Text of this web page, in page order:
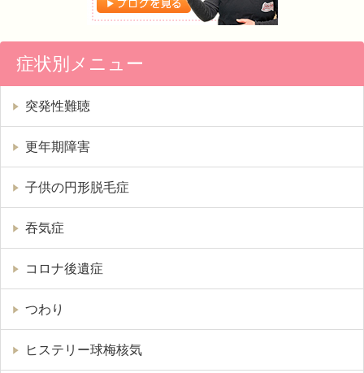
症状別メニュー
突発性難聴
更年期障害
子供の円形脱毛症
吞気症
コロナ後遺症
つわり
ヒステリー球梅核気